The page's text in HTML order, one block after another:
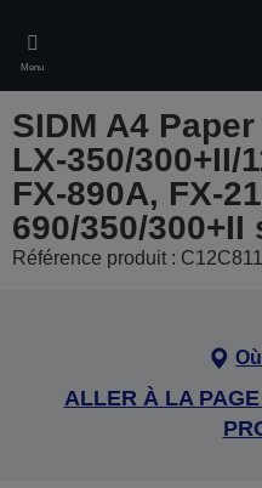
main
content
Menu
SIDM A4
LX-350/300+II/
FX-890A, FX-
690/350/300+II
Référence produit :
ALLER À LA